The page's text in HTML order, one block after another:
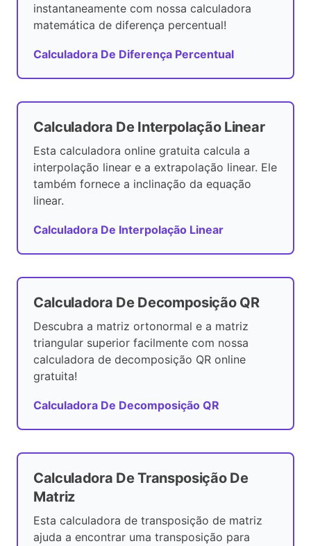
instantaneamente com nossa calculadora
matemática de diferença percentual!
Calculadora De Diferença Percentual
Calculadora De Interpolação Linear
Esta calculadora online gratuita calcula a
interpolação linear e a extrapolação linear. Ele
também fornece a inclinação da equação
linear.
Calculadora De Interpolação Linear
Calculadora De Decomposição QR
Descubra a matriz ortonormal e a matriz
triangular superior facilmente com nossa
calculadora de decomposição QR online
gratuita!
Calculadora De Decomposição QR
Calculadora De Transposição De
Matriz
Esta calculadora de transposição de matriz
ajuda a encontrar uma transposição para